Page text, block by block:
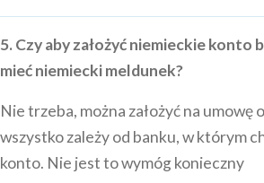
5. Czy aby założyć niemieckie konto
mieć niemiecki meldunek?
Nie trzeba, można założyć na umowę
wszystko zależy od banku, w którym
konto. Nie jest to wymóg konieczny